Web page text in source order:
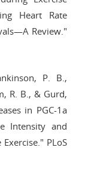
Heart Rate
Review."
P. B.,
R. B., & Gurd,
in PGC-1a
Intensity and
PLoS